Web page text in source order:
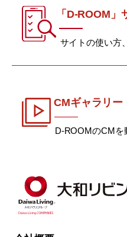
「D-ROOM
サイトの使い方
CMギャラリー
D-ROOMのCMを